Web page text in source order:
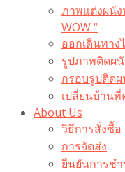
ภาพแต่งผนั
WOW “
ออกเดินทาง
รูปภาพติดผ
กรอบรูปติด
เปลี่ยนบ้าน
About Us
วิธีการสั่งซื้อ
การจัดส่ง
ยืนยันการชำ